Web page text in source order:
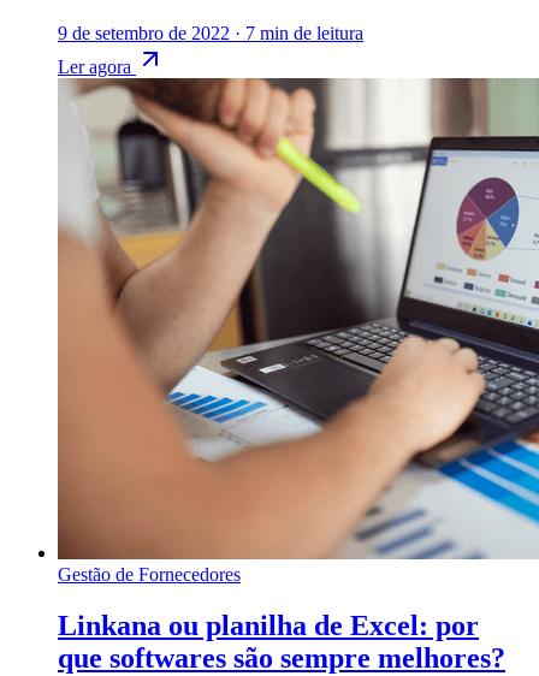
9 de setembro de 2022 · 7 min de leitura
Ler agora
Gestão de Fornecedores
Linkana ou planilha de Excel: por
que softwares são sempre melhores?